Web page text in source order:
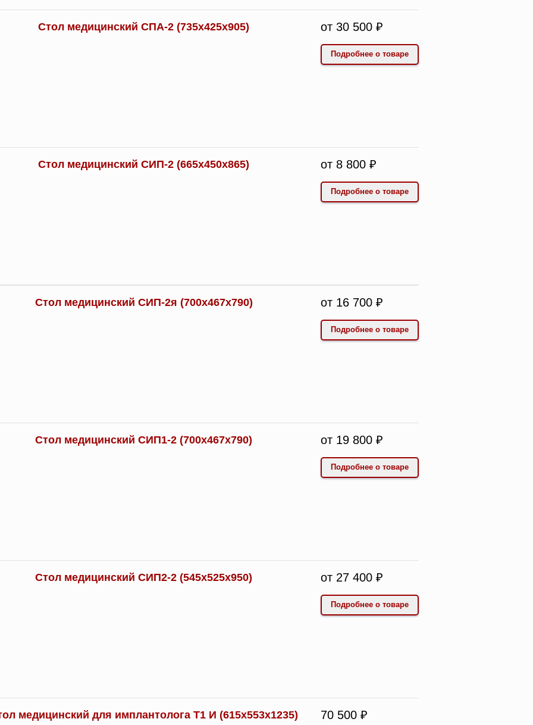
Стол медицинский СПА-2 (735х425х905) от 30 500 ₽
Подробнее о товаре
Стол медицинский СИП-2 (665х450х865) от 8 800 ₽
Подробнее о товаре
Стол медицинский СИП-2я (700х467х790) от 16 700 ₽
Подробнее о товаре
Стол медицинский СИП1-2 (700х467х790) от 19 800 ₽
Подробнее о товаре
Стол медицинский СИП2-2 (545х525х950) от 27 400 ₽
Подробнее о товаре
медицинский для имплантолога Т1 И (615х553х1235) 70 500 ₽